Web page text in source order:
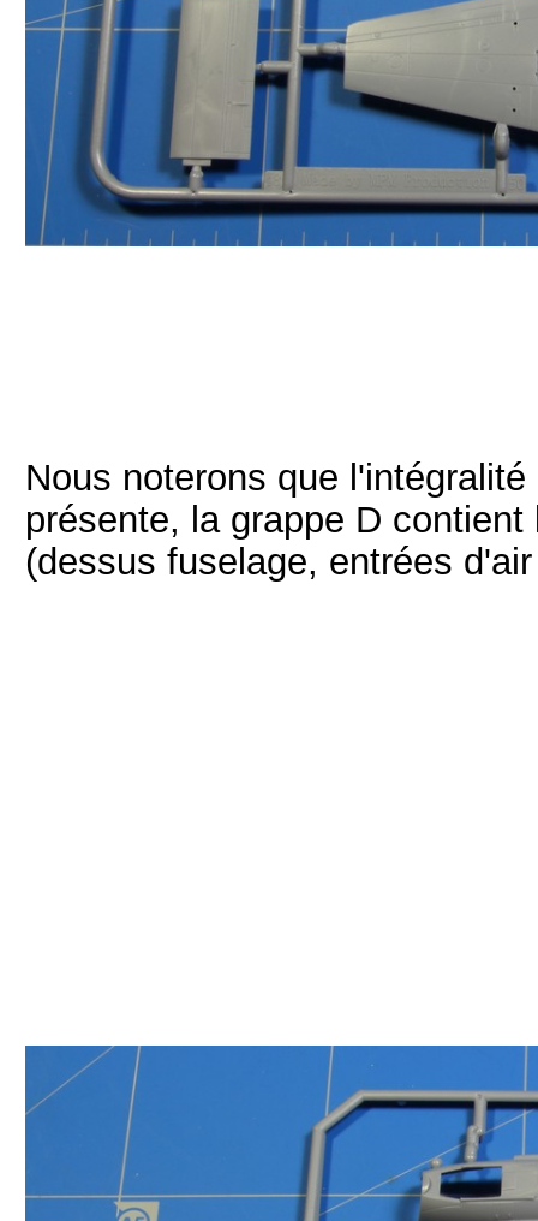
Nous noterons que
présente, la grappe D
(dessus fuselage, entrées